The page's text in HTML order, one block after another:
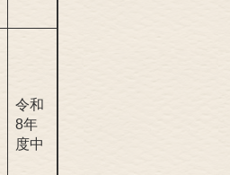
令和
8年
度中